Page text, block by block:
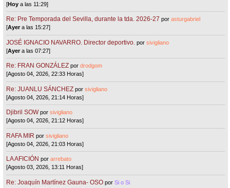
[Hoy a las 11:29]
Re: Pre Temporada del Sevilla, durante la tda. 2026-27 porasturgabriel
[Ayera las 15:27]
JOSÉ IGNACIO NAVARRO. Director deportivo. porsivigliano
[Ayera las 07:27]
Re: FRAN GONZÁLEZ pordrodgom
[Agosto 04, 2026, 22:33 Horas]
Re: JUANLU SÁNCHEZ porsivigliano
[Agosto 04, 2026, 21:14 Horas]
Djibril SOW porsivigliano
[Agosto 04, 2026, 21:12 Horas]
RAFA MIR porsivigliano
[Agosto 04, 2026, 21:03 Horas]
LA AFICIÓN porarrebato
[Agosto 03, 2026, 13:11 Horas]
Re: Joaquín Martínez Gauna- OSO porSi o Si